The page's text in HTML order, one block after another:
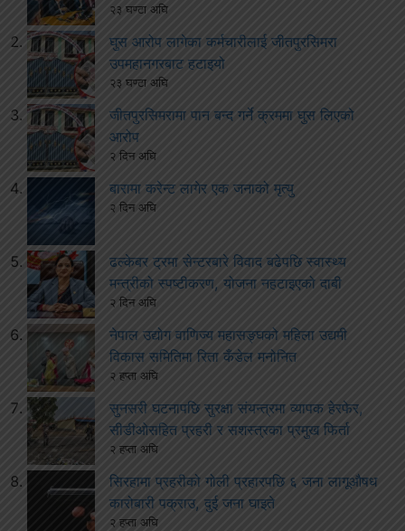
२३ घण्टा अघि
घुस आरोप लागेका कर्मचारीलाई जीतपुरसिमरा
उपमहानगरबाट हटाइयो
२३ घण्टा अघि
जीतपुरसिमरामा पान बन्द गर्ने क्रममा घुस लिएको
आरोप
२ दिन अघि
बारामा करेन्ट लागेर एक जनाको मृत्यु
२ दिन अघि
ढल्केबर ट्रमा सेन्टरबारे विवाद बढेपछि स्वास्थ्य
मन्त्रीको स्पष्टीकरण, योजना नहटाइएको दाबी
२ दिन अघि
नेपाल उद्योग वाणिज्य महासङ्घको महिला उद्यमी
विकास समितिमा रिता कँडेल मनोनित
२ हप्ता अघि
सुनसरी घटनापछि सुरक्षा संयन्त्रमा व्यापक हेरफेर,
सीडीओसहित प्रहरी र सशस्त्रका प्रमुख फिर्ता
२ हप्ता अघि
सिरहामा प्रहरीको गोली प्रहारपछि ६ जना लागूऔषध
कारोबारी पक्राउ, दुई जना घाइते
२ हप्ता अघि